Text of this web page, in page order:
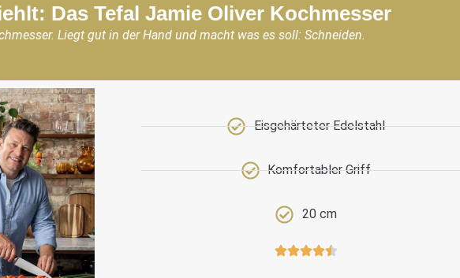
Das Tefal Jamie Oliver Kochmesser
Liegt gut in der Hand und macht was es soll: Schneiden.
Eisgehärteter Edelstahl
Komfortabler Griff
20 cm